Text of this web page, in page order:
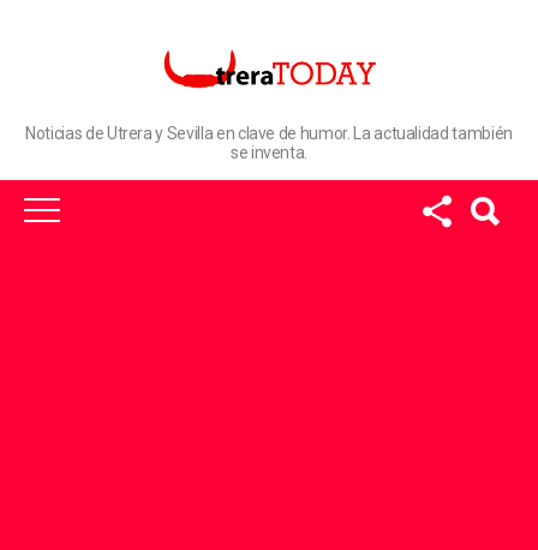
Noticias de Utrera y Sevilla en clave de humor. La actualidad también
se inventa.